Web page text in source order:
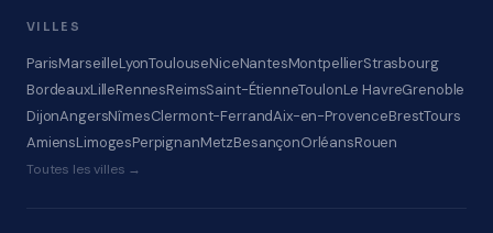
VILLES
ParisMarseilleLyonToulouseNiceNantesMontpellierStrasbourg
BordeauxLilleRennesReimsSaint-ÉtienneToulonLe HavreGrenoble
DijonAngersNîmesClermont-FerrandAix-en-ProvenceBrestTours
AmiensLimogesPerpignanMetzBesançonOrléansRouen
Toutes les villes →